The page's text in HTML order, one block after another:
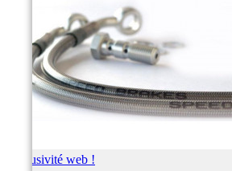
Exclusivité web !